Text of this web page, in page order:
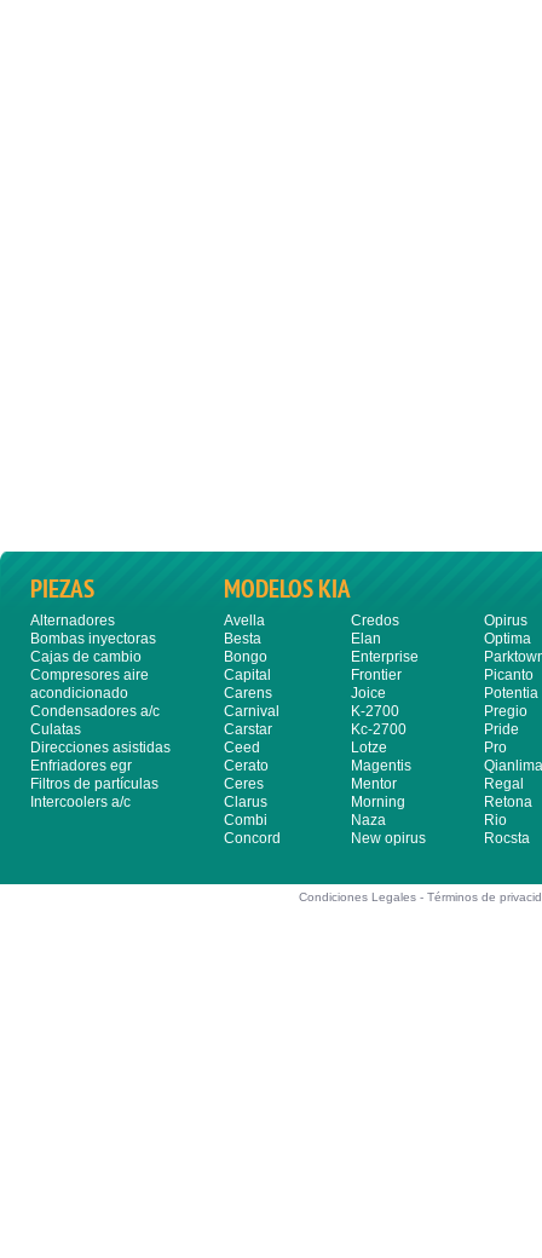
PIEZAS
Alternadores
Bombas inyectoras
Cajas de cambio
Compresores aire
acondicionado
Condensadores a/c
Culatas
Direcciones asistidas
Enfriadores egr
Filtros de partículas
Intercoolers a/c
MODELOS KIA
Avella
Besta
Bongo
Capital
Carens
Carnival
Carstar
Ceed
Cerato
Ceres
Clarus
Combi
Concord
Credos
Elan
Enterprise
Frontier
Joice
K-2700
Kc-2700
Lotze
Magentis
Mentor
Morning
Naza
New opirus
Opirus
Optima
Picanto
Potentia
Pregio
Pride
Pro
Qianlima
Regal
Retona
Rio
Rocsta
Condiciones Legales -Términos de